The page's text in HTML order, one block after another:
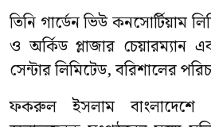
তিনি গার্ডেন ভিউ কনসোর্টিয়াম
ও অর্কিড প্লাজার চেয়ারম্যান
সেন্টার লিমিটেড, বরিশালের
ফকরুল ইসলাম বাংলাদেশে